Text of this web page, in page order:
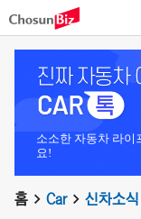
소소한 자동차 라이
요!
홈 Car 신차소식